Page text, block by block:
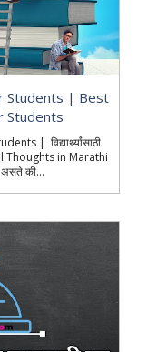
Students | Best
Students
| विद्यार्थ्यांसाठी
Thoughts in Marathi
असते की...